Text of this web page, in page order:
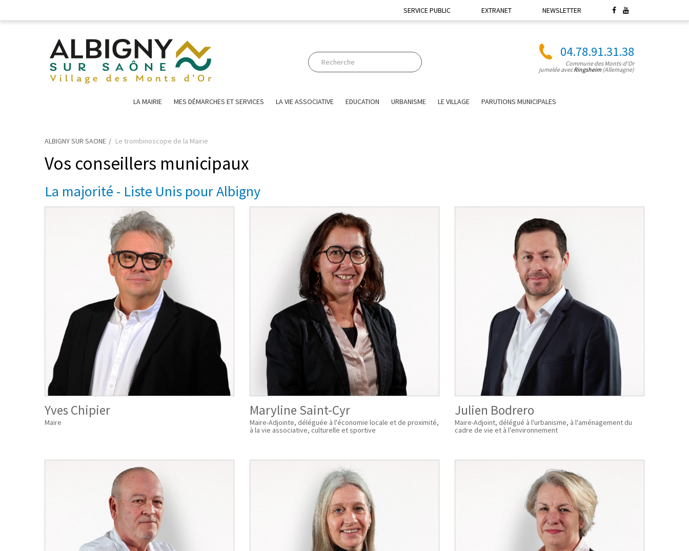
SERVICE PUBLIC EXTRANET NEWSLETTER
04.78.91.31.38
Commune des Monts-d'Or
jumelée avecRingsheim (Allemagne)
LA MAIRIE MES DÉMARCHES ET SERVICES LA VIE ASSOCIATIVE EDUCATION URBANISME LE VILLAGE PARUTIONS MUNICIPALES
ALBIGNY SUR SAONE Le trombinoscope de la Mairie
Vos conseillers municipaux
La majorité - Liste Unis pour Albigny
Yves Chipier
Maire
Maryline Saint-Cyr
Maire-Adjointe, déléguée à l'économie locale et de proximité,
à la vie associative, culturelle et sportive
Julien Bodrero
Maire-Adjoint, délégué à l'urbanisme, à l'aménagement du
cadre de vie et à l'environnement